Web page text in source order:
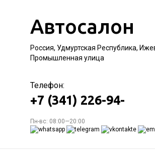
Автосалон
Россия, Удмуртская Республика,
Промышленная улица
Телефон:
+7 (341) 226-94-
Пн-вс: 08:00—20:00